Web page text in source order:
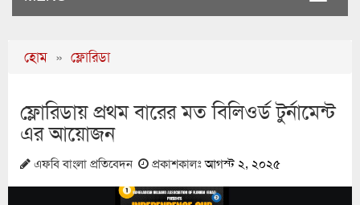
হোম » ফ্লোরিডা
ফ্লোরিডায় প্রথম বারের মত বিলিওর্ড টুর্নামেন্ট
এর আয়োজন
এফবি বাংলা প্রতিবেদন প্রকাশকালঃআগস্ট ২, ২০২৫